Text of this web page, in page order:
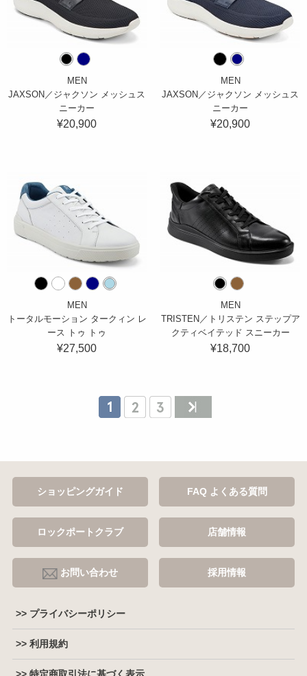
MEN
JAXSON／ジャクソン メッシュス
ニーカー
¥20,900
MEN
JAXSON／ジャクソン メッシュス
ニーカー
¥20,900
MEN
トータルモーション タークィン レ
ース トゥ トゥ
¥27,500
MEN
TRISTEN／トリステン ステップア
クティベイテッド スニーカー
¥18,700
ショッピングガイド FAQ よくある質問
ロックポートクラブ 店舗情報
お問い合わせ 採用情報
>> プライバシーポリシー
>> 利用規約